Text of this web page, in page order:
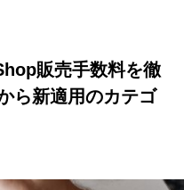
販売手数料を徹
ら新適用のカテゴ